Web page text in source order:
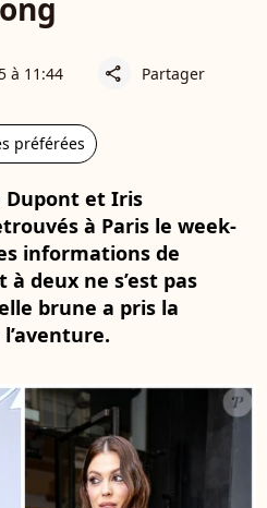
à 11:44 share Partager
préférées
Dupont et Iris
à Paris le week-
informations de
deux ne s’est pas
brune a pris la